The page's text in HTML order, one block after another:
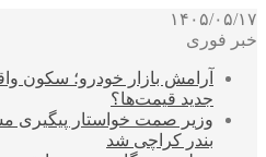
۱۴۰۵/۰۵/۱۷
خبر فوری
آرامش بازار خودرو؛ سکون
جدید قیمت‌ها؟
وزیر صمت خواستار پیگیری
بندر کراچی شد